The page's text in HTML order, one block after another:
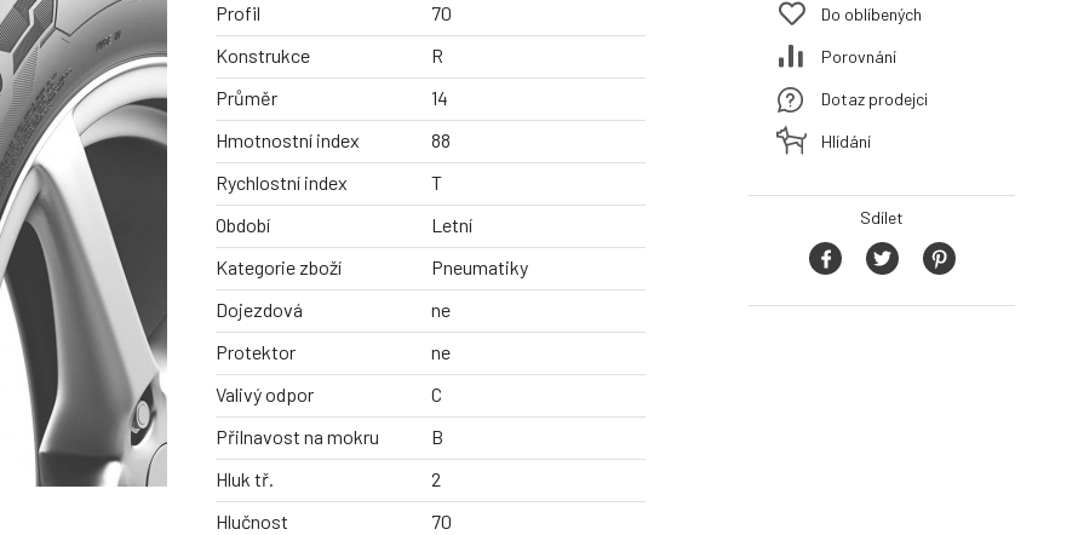
Profil
70
Konstrukce
R
Průměr
14
Hmotnostní index
88
Rychlostní index
T
Období
Letní
Kategorie zboží
Pneumatiky
Dojezdová
ne
Protektor
ne
Valivý odpor
C
Přilnavost na mokru
B
Hluk tř.
2
Hlučnost
70
Do oblíbených
Porovnání
Dotaz prodejci
Hlídání
Sdílet